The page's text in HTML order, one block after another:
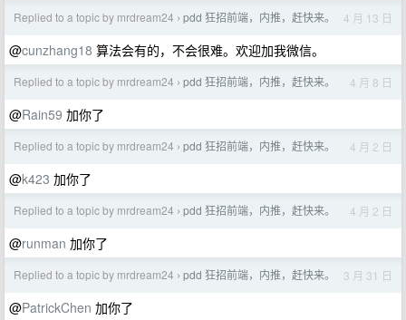
Replied to a topic by mrdream24 › pdd 狂招前端，内推，赶快来。 4 月 13 日
@cunzhang18 算法会有的，不会很难。欢迎加我微信。
Replied to a topic by mrdream24 › pdd 狂招前端，内推，赶快来。 4 月 8 日
@Rain59 加你了
Replied to a topic by mrdream24 › pdd 狂招前端，内推，赶快来。 4 月 2 日
@k423 加你了
Replied to a topic by mrdream24 › pdd 狂招前端，内推，赶快来。 4 月 2 日
@runman 加你了
Replied to a topic by mrdream24 › pdd 狂招前端，内推，赶快来。 3 月 31 日
@PatrickChen 加你了